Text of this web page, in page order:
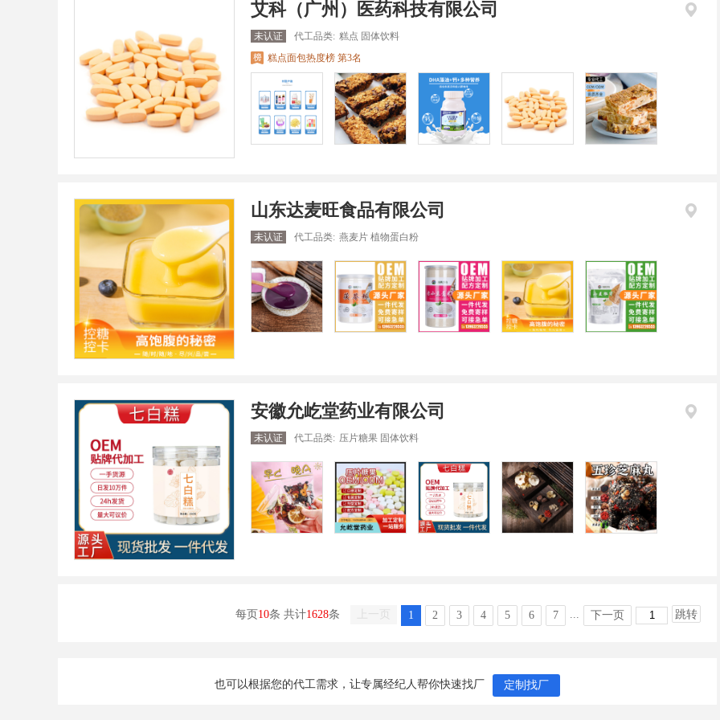
艾科（广州）医药科技有限公司
未认证 代工品类: 糕点 固体饮料
糕点面包热度榜 第3名
山东达麦旺食品有限公司
未认证 代工品类: 燕麦片 植物蛋白粉
安徽允屹堂药业有限公司
未认证 代工品类: 压片糖果 固体饮料
每页 10条 共计1628条 上一页 1 2 3 4 5 6 7 ... 下一页 跳转
也可以根据您的代工需求，让专属经纪人帮你快速找厂 定制找厂